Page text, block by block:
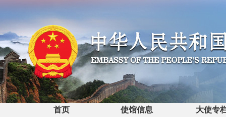
首页 使馆信息 大使专